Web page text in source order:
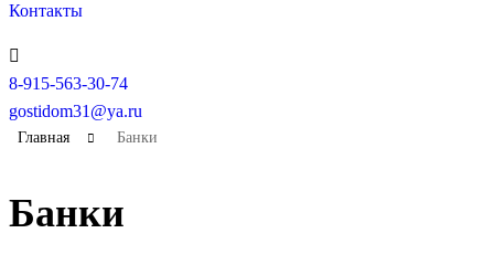
Контакты
8-915-563-30-74
gostidom31@ya.ru
Главная Банки
Банки